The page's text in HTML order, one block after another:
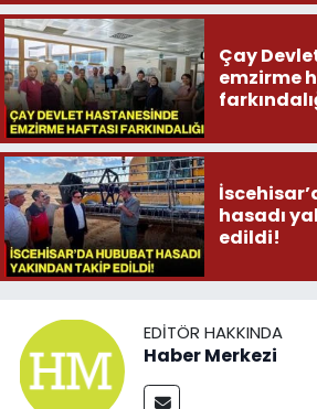
Çay
emzirme
hasadı
edildi!
EDITÖR HAKKINDA
Haber Merkezi